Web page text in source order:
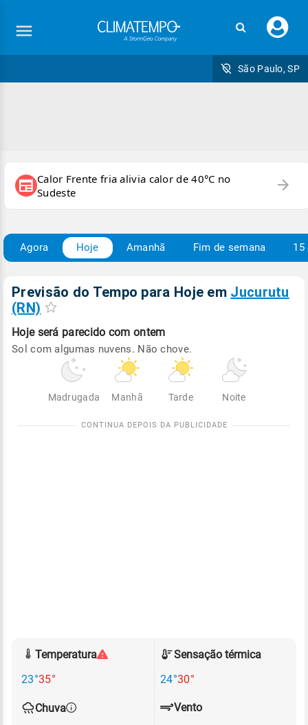
seu
São Paulo, SP
newspaper Calor Frente fria alivia calor de 40°C no
Sudeste
arrow_forward
Agora Hoje Amanhã Fim de semana 15
Previsão do Tempo para Hoje em Jucurutu
(RN)
Hoje será parecido com ontem
Sol com algumas nuvens. Não chove.
Madrugada Manhã Tarde Noite
Temperatura
23°35°
Sensação térmica
24°30°
Chuva
Vento